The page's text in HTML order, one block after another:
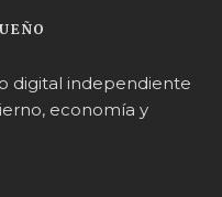
digital independiente
economía y